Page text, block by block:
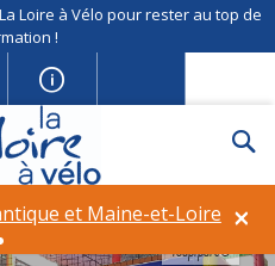
Loire à Vélo pour rester au top de
!
×
et Maine-et-Loire
Youpiparc©